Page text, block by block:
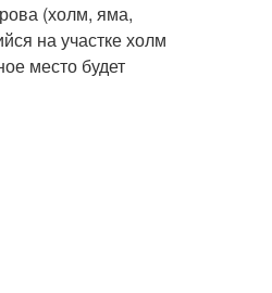
(холм, яма,
на участке холм
место будет